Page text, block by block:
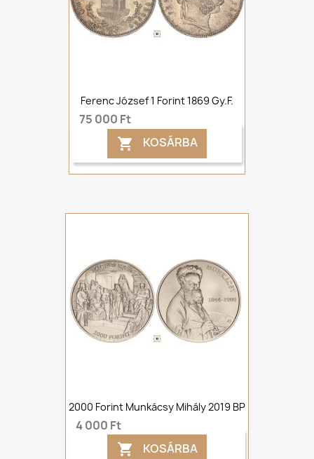
Ferenc József 1 Forint 1869 Gy.F.
75 000 Ft
 KOSÁRBA
2000 Forint Munkácsy Mihály 2019 BP
4 000 Ft
 KOSÁRBA